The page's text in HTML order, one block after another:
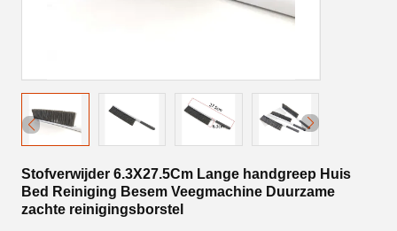
Stofverwijder 6.3X27.5Cm Lange handgreep Huis
Bed Reiniging Besem Veegmachine Duurzame
zachte reinigingsborstel